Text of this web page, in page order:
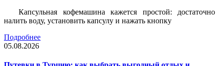
Капсульная кофемашина кажется простой: достаточно
налить воду, установить капсулу и нажать кнопку
Подробнее
05.08.2026